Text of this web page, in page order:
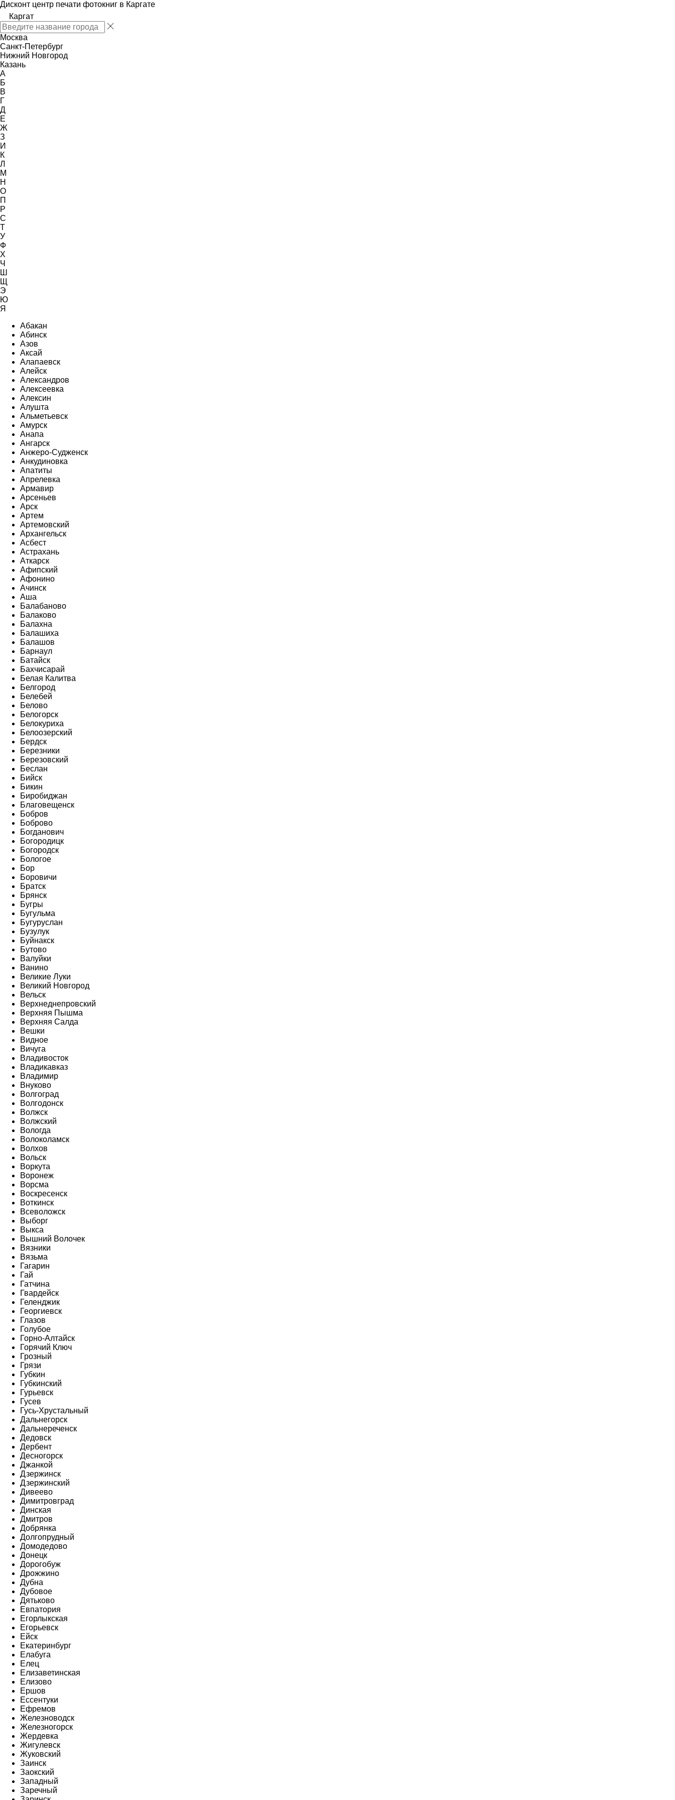
Дисконт центр печати фотокниг в Каргате
Каргат
Москва
Санкт-Петербург
Нижний Новгород
Казань
А
Б
В
Г
Д
Е
Ж
З
И
К
Л
М
Н
О
П
Р
С
Т
У
Ф
Х
Ч
Ш
Щ
Э
Ю
Я
Абакан
Абинск
Азов
Аксай
Алапаевск
Алейск
Александров
Алексеевка
Алексин
Алушта
Альметьевск
Амурск
Анапа
Ангарск
Анжеро-Судженск
Анкудиновка
Апатиты
Апрелевка
Армавир
Арсеньев
Арск
Артем
Артемовский
Архангельск
Асбест
Астрахань
Аткарск
Афипский
Афонино
Ачинск
Аша
Балабаново
Балаково
Балахна
Балашиха
Балашов
Барнаул
Батайск
Бахчисарай
Белая Калитва
Белгород
Белебей
Белово
Белогорск
Белокуриха
Белоозерский
Бердск
Березники
Березовский
Беслан
Бийск
Бикин
Биробиджан
Благовещенск
Бобров
Боброво
Богданович
Богородицк
Богородск
Бологое
Бор
Боровичи
Братск
Брянск
Бугры
Бугульма
Бугуруслан
Бузулук
Буйнакск
Бутово
Валуйки
Ванино
Великие Луки
Великий Новгород
Вельск
Верхнеднепровский
Верхняя Пышма
Верхняя Салда
Вешки
Видное
Вичуга
Владивосток
Владикавказ
Владимир
Внуково
Волгоград
Волгодонск
Волжск
Волжский
Вологда
Волоколамск
Волхов
Вольск
Воркута
Воронеж
Ворсма
Воскресенск
Воткинск
Всеволожск
Выборг
Выкса
Вышний Волочек
Вязники
Вязьма
Гагарин
Гай
Гатчина
Гвардейск
Геленджик
Георгиевск
Глазов
Голубое
Горно-Алтайск
Горячий Ключ
Грозный
Грязи
Губкин
Губкинский
Гурьевск
Гусев
Гусь-Хрустальный
Дальнегорск
Дальнереченск
Дедовск
Дербент
Десногорск
Джанкой
Дзержинск
Дзержинский
Дивеево
Димитровград
Динская
Дмитров
Добрянка
Долгопрудный
Домодедово
Донецк
Дорогобуж
Дрожжино
Дубна
Дубовое
Дятьково
Евпатория
Егорлыкская
Егорьевск
Ейск
Екатеринбург
Елабуга
Елец
Елизаветинская
Елизово
Ершов
Ессентуки
Ефремов
Железноводск
Железногорск
Жердевка
Жигулевск
Жуковский
Заинск
Заокский
Западный
Заречный